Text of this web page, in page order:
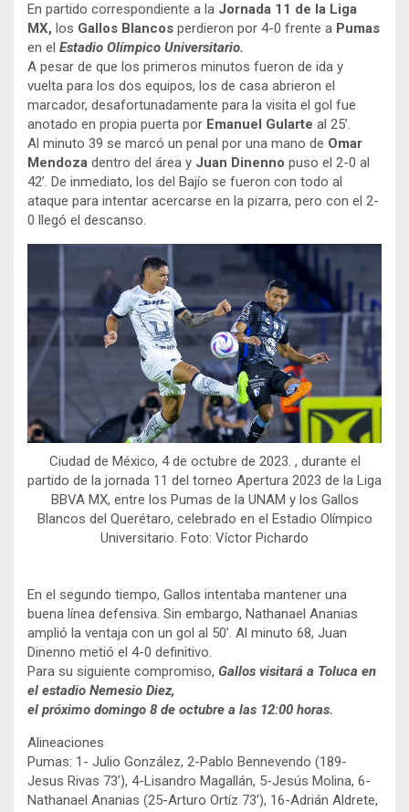
En partido correspondiente a la Jornada 11 de la Liga
MX, los Gallos Blancos perdieron por 4-0 frente a Pumas
en el Estadio Olímpico Universitario.
A pesar de que los primeros minutos fueron de ida y
vuelta para los dos equipos, los de casa abrieron el
marcador, desafortunadamente para la visita el gol fue
anotado en propia puerta por Emanuel Gularte al 25’.
Al minuto 39 se marcó un penal por una mano de Omar
Mendoza dentro del área y Juan Dinenno puso el 2-0 al
42’. De inmediato, los del Bajío se fueron con todo al
ataque para intentar acercarse en la pizarra, pero con el 2-
0 llegó el descanso.
Ciudad de México, 4 de octubre de 2023. , durante el
partido de la jornada 11 del torneo Apertura 2023 de la Liga
BBVA MX, entre los Pumas de la UNAM y los Gallos
Blancos del Querétaro, celebrado en el Estadio Olímpico
Universitario. Foto: Víctor Pichardo
En el segundo tiempo, Gallos intentaba mantener una
buena línea defensiva. Sin embargo, Nathanael Ananias
amplió la ventaja con un gol al 50’. Al minuto 68, Juan
Dinenno metió el 4-0 definitivo.
Para su siguiente compromiso, Gallos visitará a Toluca en
el estadio Nemesio Diez,
el próximo domingo 8 de octubre a las 12:00 horas.
Alineaciones
Pumas: 1- Julio González, 2-Pablo Bennevendo (189-
Jesus Rivas 73’), 4-Lisandro Magallán, 5-Jesús Molina, 6-
Nathanael Ananias (25-Arturo Ortíz 73’), 16-Adrián Aldrete,